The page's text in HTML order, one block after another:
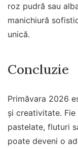
roz pudră sau
manichiură
unică.
Concluzie
Primăvara 2026
și creativitate.
pastelate, fluturi
poate deveni o